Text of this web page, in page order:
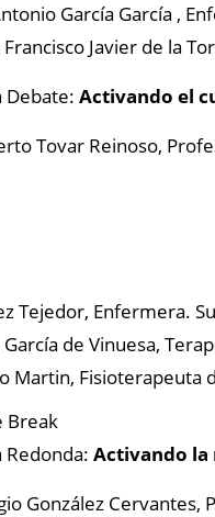
García García ,
Javier de la
Debate: Activando el
Tovar Reinoso,
Tejedor, Enfermera.
de Vinuesa,
Martin, Fisioterapeuta
Break
Redonda: Activando la
González Cervantes,